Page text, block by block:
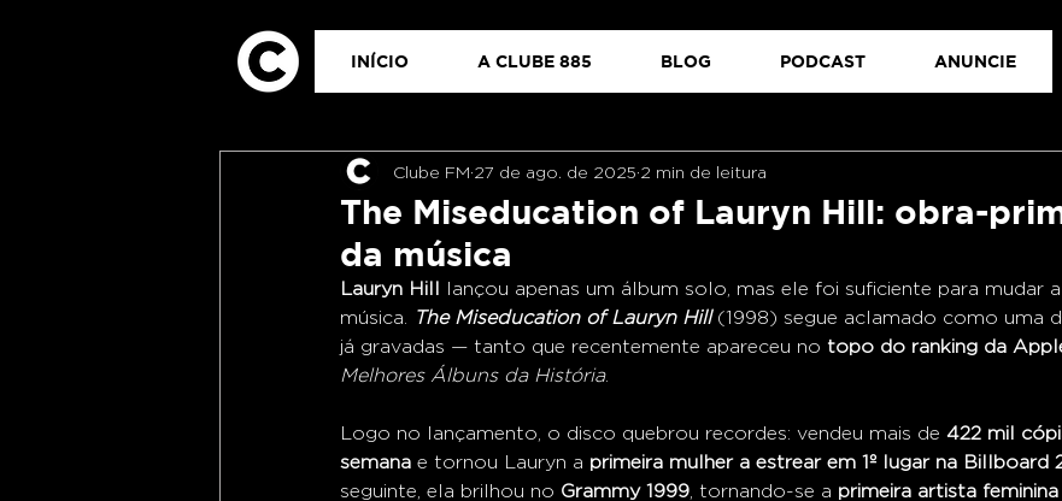
INÍCIO A CLUBE 885 BLOG PODCAST ANUNCIE
The Miseducation of Lauryn Hill: obra-
da música
Clube FM 27 de ago. de 2025 2 min de leitura
Lauryn Hill lançou apenas um álbum solo, mas ele foi suficiente para mudar
música.
The Miseducation of Lauryn Hill (1998) segue aclamado como uma
já gravadas — tanto que recentemente apareceu no topo do ranking da
Melhores Álbuns da História.
Logo no lançamento, o disco quebrou recordes: vendeu mais de 422 mil
semana e tornou Lauryn a primeira mulher a estrear em 1º lugar na Billboard
seguinte, ela brilhou no Grammy 1999 , tornando-se a primeira artista